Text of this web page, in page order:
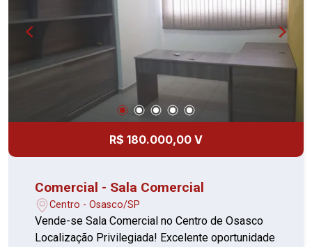
R$ 180.000,00 V
Comercial - Sala Comercial
Centro - Osasco/SP
Vende-se Sala Comercial no Centro de Osasco
Localização Privilegiada! Excelente oportunidade